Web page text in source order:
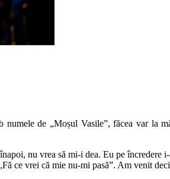
de „Moșul Vasile”, făcea var la
nu vrea să mi-i dea. Eu pe încredere
ce vrei că mie nu-mi pasă”. Am venit